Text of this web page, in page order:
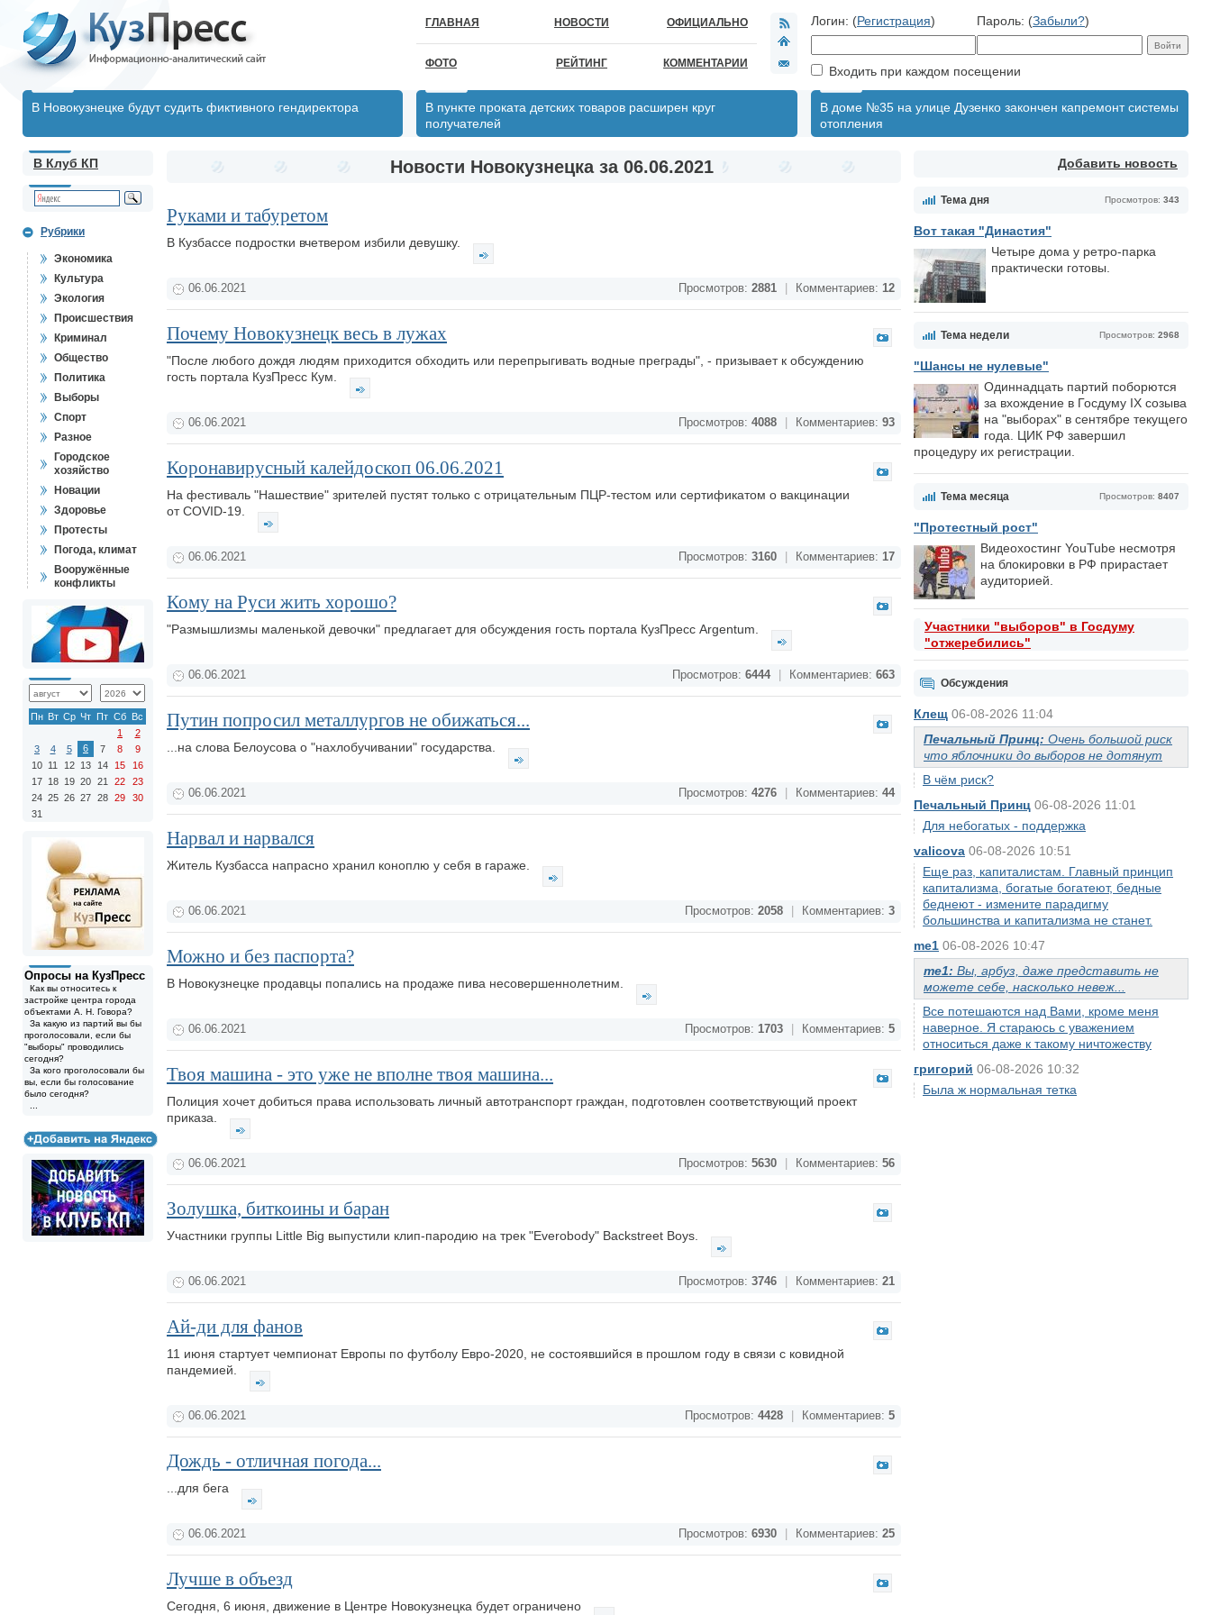
ГЛАВНАЯ НОВОСТИ ОФИЦИАЛЬНО
ФОТО РЕЙТИНГ КОММЕНТАРИИ
Логин: (Регистрация) Пароль: (Забыли?)
Входить при каждом посещении
В Новокузнецке будут судить фиктивного гендиректора
В пункте проката детских товаров расширен круг
получателей
В доме №35 на улице Дузенко закончен капремонт системы
отопления
Добавить новость
Просмотров: 343
Тема дня
Вот такая "Династия"
Четыре дома у ретро-парка
практически готовы.
Просмотров: 2968
Тема недели
"Шансы не нулевые"
Одиннадцать партий поборются
за вхождение в Госдуму IX созыва
на "выборах" в сентябре текущего
года. ЦИК РФ завершил
процедуру их регистрации.
Просмотров: 8407
Тема месяца
"Протестный рост"
Видеохостинг YouTube несмотря
на блокировки в РФ прирастает
аудиторией.
Участники "выборов" в Госдуму
"отжеребились"
Обсуждения
Клещ 06-08-2026 11:04
Печальный Принц: Очень большой риск
что яблочники до выборов не дотянут
В чём риск?
Печальный Принц 06-08-2026 11:01
Для небогатых - поддержка
valicova 06-08-2026 10:51
Еще раз, капиталистам. Главный принцип
капитализма, богатые богатеют, бедные
беднеют - измените парадигму
большинства и капитализма не станет.
me1 06-08-2026 10:47
me1: Вы, арбуз, даже представить не
можете себе, насколько невеж...
Все потешаются над Вами, кроме меня
наверное. Я стараюсь с уважением
относиться даже к такому ничтожеству
григорий 06-08-2026 10:32
Была ж нормальная тетка
В Клуб КП
Рубрики
Экономика
Культура
Экология
Происшествия
Криминал
Общество
Политика
Выборы
Спорт
Разное
Городское
хозяйство
Новации
Здоровье
Протесты
Погода, климат
Вооружённые
конфликты
Пн Вт Ср Чт Пт Сб Вс
1
2
3
4 5 6 7 8
9
10 11 12 13 14 15
16
17 18 19 20 21 22
23
24 25 26 27 28 29
30
31
Опросы на КузПресс
Как вы относитесь к
застройке центра города
объектами А. Н. Говора?
За какую из партий вы бы
проголосовали, если бы
"выборы" проводились
сегодня?
За кого проголосовали бы
вы, если бы голосование
было сегодня?
Новости Новокузнецка за 06.06.2021
Руками и табуретом
В Кузбассе подростки вчетвером избили девушку.
06.06.2021 Просмотров: 2881 Комментариев: 12
Почему Новокузнецк весь в лужах
"После любого дождя людям приходится обходить или перепрыгивать водные преграды", - призывает к обсуждению
гость портала КузПресс Кум.
06.06.2021 Просмотров: 4088 Комментариев: 93
Коронавирусный калейдоскоп 06.06.2021
На фестиваль "Нашествие" зрителей пустят только с отрицательным ПЦР-тестом или сертификатом о вакцинации
от СOVID-19.
06.06.2021 Просмотров: 3160 Комментариев: 17
Кому на Руси жить хорошо?
"Размышлизмы маленькой девочки" предлагает для обсуждения гость портала КузПресс Argentum.
06.06.2021 Просмотров: 6444 Комментариев: 663
Путин попросил металлургов не обижаться...
...на слова Белоусова о "нахлобучивании" государства.
06.06.2021 Просмотров: 4276 Комментариев: 44
Нарвал и нарвался
Житель Кузбасса напрасно хранил коноплю у себя в гараже.
06.06.2021 Просмотров: 2058 Комментариев: 3
Можно и без паспорта?
В Новокузнецке продавцы попались на продаже пива несовершеннолетним.
06.06.2021 Просмотров: 1703 Комментариев: 5
Твоя машина - это уже не вполне твоя машина...
Полиция хочет добиться права использовать личный автотранспорт граждан, подготовлен соответствующий проект
приказа.
06.06.2021 Просмотров: 5630 Комментариев: 56
Золушка, биткоины и баран
Участники группы Little Big выпустили клип-пародию на трек "Everobody" Backstreet Boys.
06.06.2021 Просмотров: 3746 Комментариев: 21
Ай-ди для фанов
11 июня стартует чемпионат Европы по футболу Евро-2020, не состоявшийся в прошлом году в связи с ковидной
пандемией.
06.06.2021 Просмотров: 4428 Комментариев: 5
Дождь - отличная погода...
...для бега
06.06.2021 Просмотров: 6930 Комментариев: 25
Лучше в объезд
Сегодня, 6 июня, движение в Центре Новокузнецка будет ограничено